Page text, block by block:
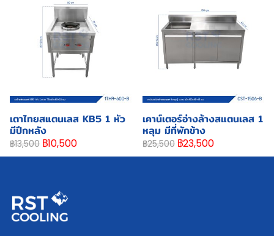
เตาไทยสแตนเลส KB5 1 หัว
มีปีกหลัง
฿13,500 ฿10,500
เคาน์เตอร์อ่างล้างสแตนเลส 1
หลุม มีที่พักข้าง
฿25,500 ฿23,500